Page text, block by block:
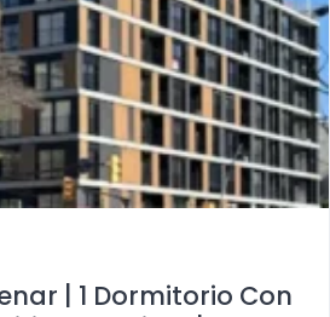
| 1 Dormitorio Con